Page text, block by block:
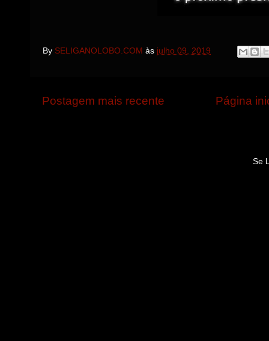
By SELIGANOLOBO.COM às julho 09, 2019
Postagem mais recente Página
Se